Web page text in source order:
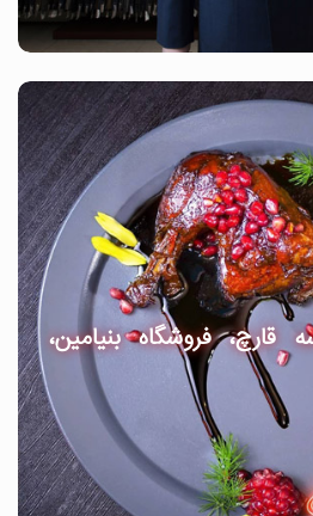
قارچ، فروشگاه بنیامین،